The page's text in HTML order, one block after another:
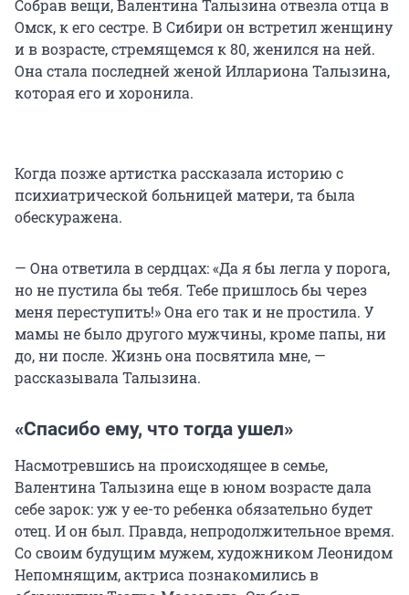
Собрав вещи, Валентина Талызина отвезла отца в
Омск, к его сестре. В Сибири он встретил женщину
и в возрасте, стремящемся к 80, женился на ней.
Она стала последней женой Иллариона Талызина,
которая его и хоронила.
Когда позже артистка рассказала историю с
психиатрической больницей матери, та была
обескуражена.
— Она ответила в сердцах: «Да я бы легла у порога,
но не пустила бы тебя. Тебе пришлось бы через
меня переступить!» Она его так и не простила. У
мамы не было другого мужчины, кроме папы, ни
до, ни после. Жизнь она посвятила мне, —
рассказывала Талызина.
«Спасибо ему, что тогда ушел»
Насмотревшись на происходящее в семье,
Валентина Талызина еще в юном возрасте дала
себе зарок: уж у ее-то ребенка обязательно будет
отец. И он был. Правда, непродолжительное время.
Со своим будущим мужем, художником Леонидом
Непомнящим, актриса познакомились в